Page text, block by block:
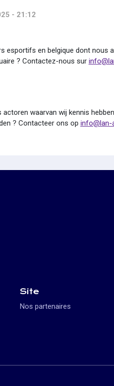
- 21:12
esportifs en belgique dont nous
? Contactez-nous sur
waarvan wij kennis
? Contacteer ons op info@lan-
Site
Nos partenaires